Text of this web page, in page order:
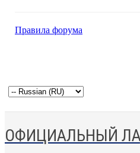
Правила форума
ОФИЦИАЛЬНЫЙ